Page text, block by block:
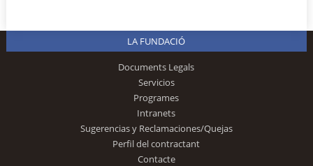
LA FUNDACIÓ
Documents Legals
Servicios
Programes
Intranets
Sugerencias y Reclamaciones/Quejas
Perfil del contractant
Contacte